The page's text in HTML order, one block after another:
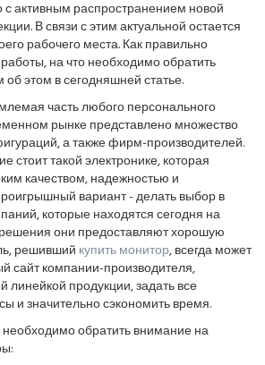
с активным распространением новой
В связи с этим актуальной остается
рабочего места. Как правильно
на что необходимо обратить
этом в сегодняшней статье.
часть любого персонального
рынке представлено множество
а также фирм-производителей.
стоит такой электронике, которая
качеством, надежностью и
вариант - делать выбор в
которые находятся сегодня на
они предоставляют хорошую
решивший купить монитор, всегда может
сайт компании-производителя,
линейкой продукции, задать все
и значительно сэкономить время.
обратить внимание на